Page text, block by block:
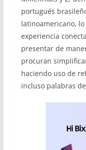
portugués
latinoamericano,
experiencia
presentar de
procuran
haciendo uso de
incluso palabras